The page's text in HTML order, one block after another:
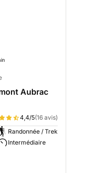
Aubrac
4,4/5(16 avis)
Randonnée / Trek
Intermédiaire